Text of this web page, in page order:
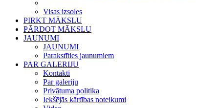
Visas izsoles
PIRKT MĀKSLU
PĀRDOT MĀKSLU
JAUNUMI
JAUNUMI
Parakstīties jaunumiem
PAR GALERIJU
Kontakti
Par galeriju
Privātuma politika
Iekšējās kārtības noteikumi